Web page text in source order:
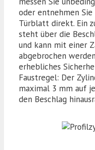
oder entnehmen
Türblatt direkt. Ein
steht über die
und kann mit einer
abgebrochen
erhebliches
Faustregel: Der
maximal 3 mm auf
den Beschlag